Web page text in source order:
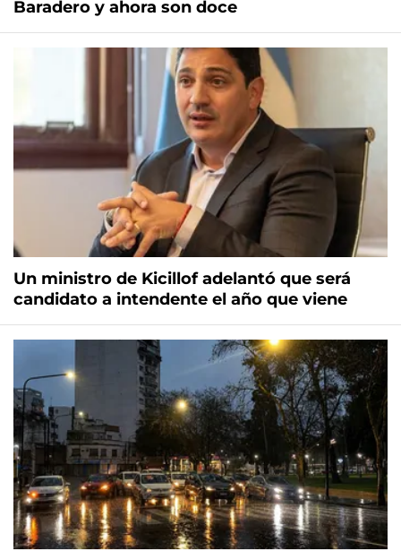
Baradero y ahora son doce
Un ministro de Kicillof adelantó que será
candidato a intendente el año que viene